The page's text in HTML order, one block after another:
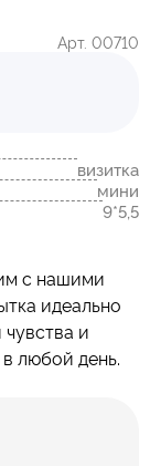
Арт. 00710
визитка
мини
9*5,5
с нашими
идеально
и
любой день.